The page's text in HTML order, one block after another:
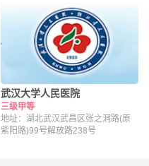
武汉大学人民医院
三级甲等
地址：湖北武汉武昌区张之洞路(原
紫阳路)99号解放路238号